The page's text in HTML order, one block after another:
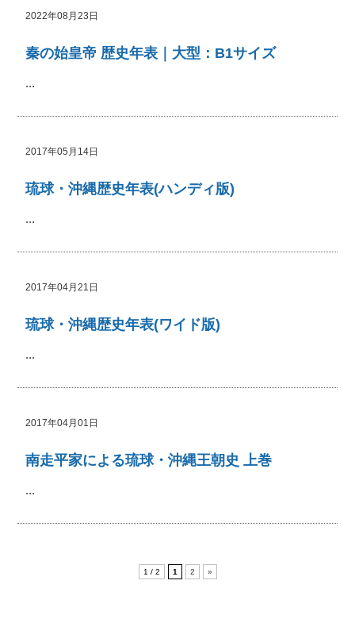
2022年08月23日
秦の始皇帝 歴史年表｜大型：B1サイズ
...
2017年05月14日
琉球・沖縄歴史年表(ハンディ版)
...
2017年04月21日
琉球・沖縄歴史年表(ワイド版)
...
2017年04月01日
南走平家による琉球・沖縄王朝史 上巻
...
1 / 2 1 2 »